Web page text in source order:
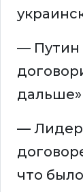
— Путин
дальше»
—
что